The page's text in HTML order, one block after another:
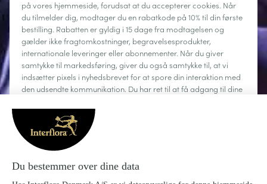
på vores hjemmeside, forudsat at du accepterer cookies. Når
du tilmelder dig, modtager du en rabatkode på 10% til din første
bestilling. Rabatten er gyldig i 15 dage fra modtagelsen og
gælder ikke fragtomkostninger, begravelsesprodukter,
internationale leveringer eller abonnementer. Når du giver
samtykke til markedsføring, giver du også samtykke til, at vi
indsætter pixels i nyhedsbrevet for at spore din interaktion med
den udsendte kommunikation. Du har ret til at få adgang til dine
behandlingen og gøre brug af din ret til dataportabilitet. Du kan
til enhver tid afmelde dig.